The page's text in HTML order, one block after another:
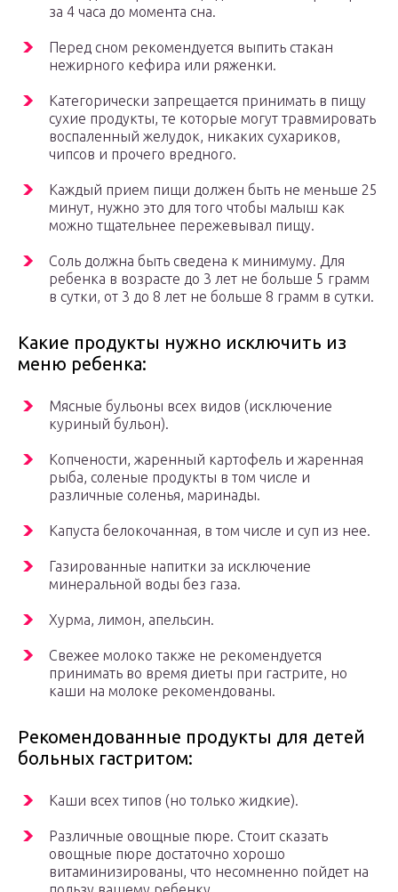
за 4 часа до момента сна.
Перед сном рекомендуется выпить стакан
нежирного кефира или ряженки.
Категорически запрещается принимать в пищу
сухие продукты, те которые могут травмировать
воспаленный желудок, никаких сухариков,
чипсов и прочего вредного.
Каждый прием пищи должен быть не меньше 25
минут, нужно это для того чтобы малыш как
можно тщательнее пережевывал пищу.
Соль должна быть сведена к минимуму. Для
ребенка в возрасте до 3 лет не больше 5 грамм
в сутки, от 3 до 8 лет не больше 8 грамм в сутки.
Какие продукты нужно исключить из
меню ребенка:
Мясные бульоны всех видов (исключение
куриный бульон).
Копчености, жаренный картофель и жаренная
рыба, соленые продукты в том числе и
различные соленья, маринады.
Капуста белокочанная, в том числе и суп из нее.
Газированные напитки за исключение
минеральной воды без газа.
Хурма, лимон, апельсин.
Свежее молоко также не рекомендуется
принимать во время диеты при гастрите, но
каши на молоке рекомендованы.
Рекомендованные продукты для детей
больных гастритом:
Каши всех типов (но только жидкие).
Различные овощные пюре. Стоит сказать
овощные пюре достаточно хорошо
витаминизированы, что несомненно пойдет на